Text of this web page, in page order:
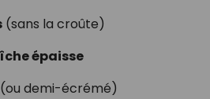
(sans la croûte)
épaisse
demi-écrémé)